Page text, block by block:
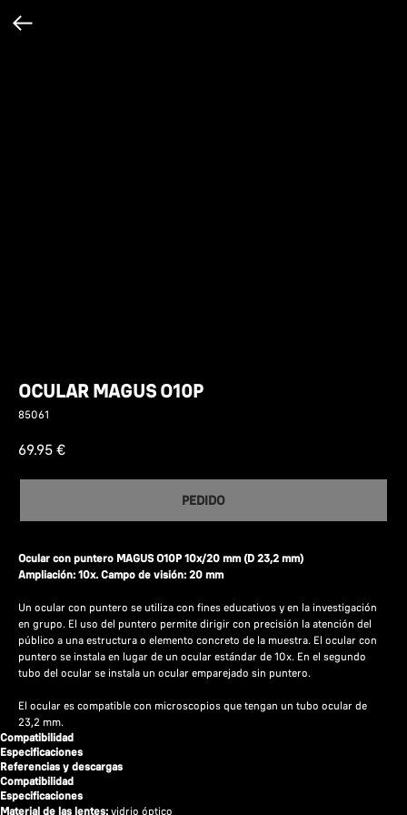
OCULAR MAGUS O10P
85061
69.95 €
PEDIDO
Ocular con puntero MAGUS O10P 10х/20 mm (D 23,2 mm)
Ampliación: 10x. Campo de visión: 20 mm
Un ocular con puntero se utiliza con fines educativos y en la investigación
en grupo. El uso del puntero permite dirigir con precisión la atención del
público a una estructura o elemento concreto de la muestra. El ocular con
puntero se instala en lugar de un ocular estándar de 10x. En el segundo
tubo del ocular se instala un ocular emparejado sin puntero.
El ocular es compatible con microscopios que tengan un tubo ocular de
23,2 mm.
Compatibilidad
Especificaciones
Referencias y descargas
Compatibilidad
Especificaciones
Material de las lentes: vidrio óptico